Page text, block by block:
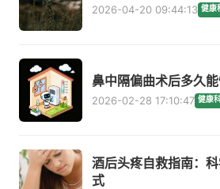
2026-04-20 09:44:13 健康
鼻中隔偏曲术后多久
2026-02-28 17:10:47 健康
酒后头疼自救指南：
式